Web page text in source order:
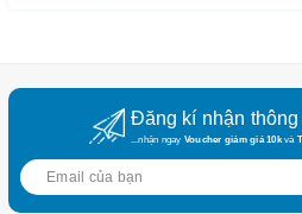
Đăng kí nhận thông
...nhận ngay Voucher giảm giá 10kvà